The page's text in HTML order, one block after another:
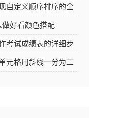
方法详解
自定义顺序排序的全
好看颜色搭配
考试成绩表的详细步
元格用斜线一分为二